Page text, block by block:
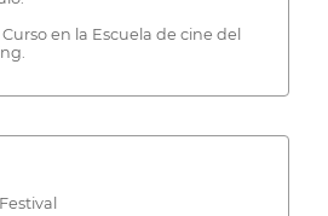
en la Escuela de cine del